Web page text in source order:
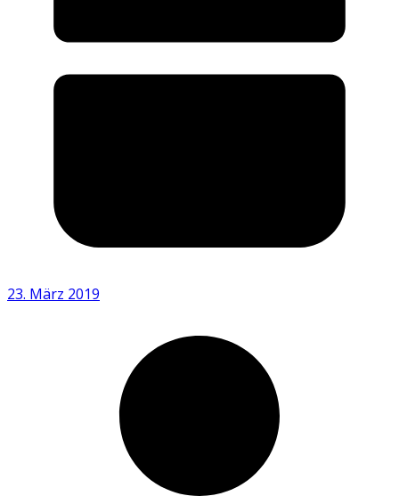
23. März 2019